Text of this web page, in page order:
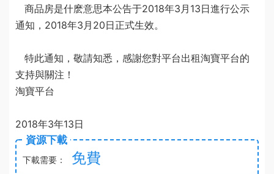
商品房是什麽意思本公告于2018年3月13日進行公示
通知，2018年3月20日正式生效。
特此通知，敬請知悉，感謝您對平台出租淘寶平台的
支持與關注！
淘寶平台
2018年3年13日
資源下載
下載需要： 免費